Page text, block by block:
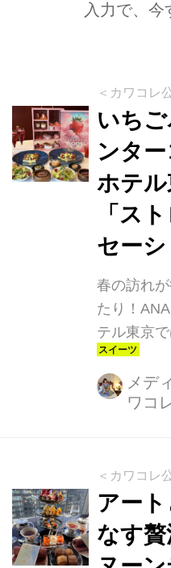
入力で、今
＜カワコレ
いち
ンタ
ホテ
「ス
セーシ
春の訪れ
たり！
テル東京
30日まで
用したフ
ーション
とに変わ
ーが目白
メデ
ワコ
＜カワコレ
アー
なす